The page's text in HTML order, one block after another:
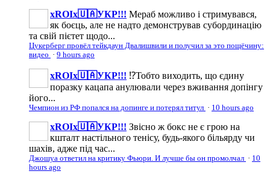
xROIx🇺🇦УКР!!! Мераб можливо і стримувався,
як боєць, але не надто демонстрував субординацію
та свій пієтет щодо...
Цукерберг провёл тейкдаун Двалишвили и получил за это пощёчину:
видео · 9 hours ago
xROIx🇺🇦УКР!!! ⁉️Тобто виходить, що єдину
поразку кацапа анулювали через вживання допінгу
його...
Чемпион из РФ попался на допинге и потерял титул · 10 hours ago
xROIx🇺🇦УКР!!! Звісно ж бокс не є грою на
кшталт настільного тенісу, будь-якого більярду чи
шахів, адже під час...
Джошуа ответил на критику Фьюри. И лучше бы он промолчал · 10
hours ago